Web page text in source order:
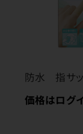
防水 指サ
価格はログ